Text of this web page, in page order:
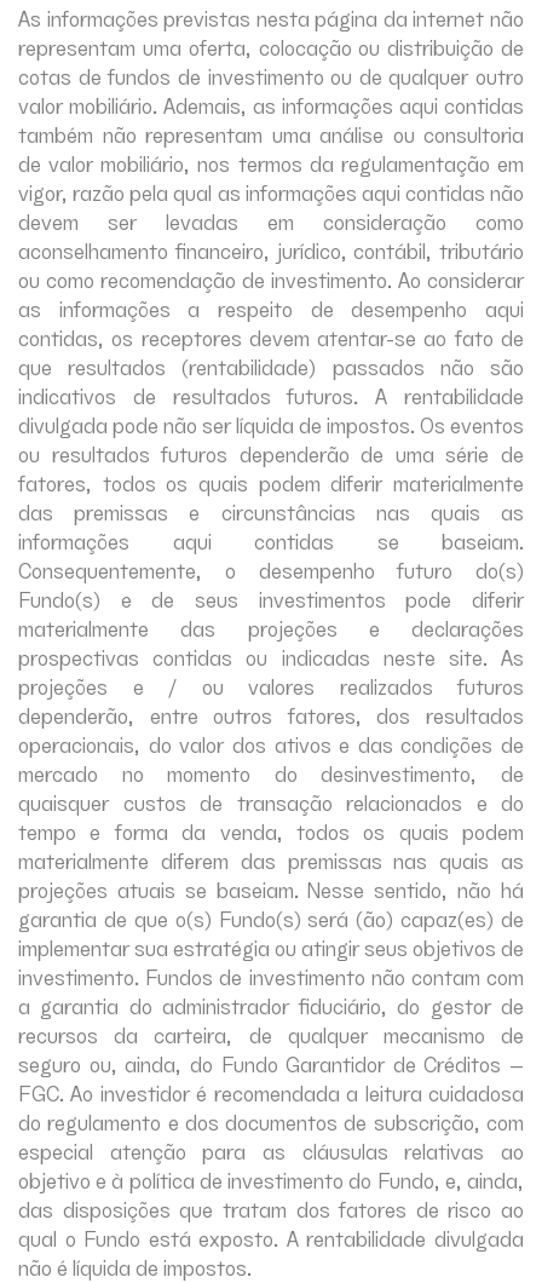
As informações previstas nesta página da internet não
representam uma oferta, colocação ou distribuição de
cotas de fundos de investimento ou de qualquer outro
valor mobiliário. Ademais, as informações aqui contidas
também não representam uma análise ou consultoria
de valor mobiliário, nos termos da regulamentação em
vigor, razão pela qual as informações aqui contidas não
devem ser levadas em consideração como
aconselhamento financeiro, jurídico, contábil, tributário
ou como recomendação de investimento. Ao considerar
as informações a respeito de desempenho aqui
contidas, os receptores devem atentar-se ao fato de
que resultados (rentabilidade) passados não são
indicativos de resultados futuros. A rentabilidade
divulgada pode não ser líquida de impostos. Os eventos
ou resultados futuros dependerão de uma série de
fatores, todos os quais podem diferir materialmente
das premissas e circunstâncias nas quais as
informações aqui contidas se baseiam.
Consequentemente, o desempenho futuro do(s)
Fundo(s) e de seus investimentos pode diferir
materialmente das projeções e declarações
prospectivas contidas ou indicadas neste site. As
projeções e / ou valores realizados futuros
dependerão, entre outros fatores, dos resultados
operacionais, do valor dos ativos e das condições de
mercado no momento do desinvestimento, de
quaisquer custos de transação relacionados e do
tempo e forma da venda, todos os quais podem
materialmente diferem das premissas nas quais as
projeções atuais se baseiam. Nesse sentido, não há
garantia de que o(s) Fundo(s) será (ão) capaz(es) de
implementar sua estratégia ou atingir seus objetivos de
investimento. Fundos de investimento não contam com
a garantia do administrador fiduciário, do gestor de
recursos da carteira, de qualquer mecanismo de
seguro ou, ainda, do Fundo Garantidor de Créditos –
FGC. Ao investidor é recomendada a leitura cuidadosa
do regulamento e dos documentos de subscrição, com
especial atenção para as cláusulas relativas ao
objetivo e à política de investimento do Fundo, e, ainda,
das disposições que tratam dos fatores de risco ao
qual o Fundo está exposto. A rentabilidade divulgada
não é líquida de impostos.